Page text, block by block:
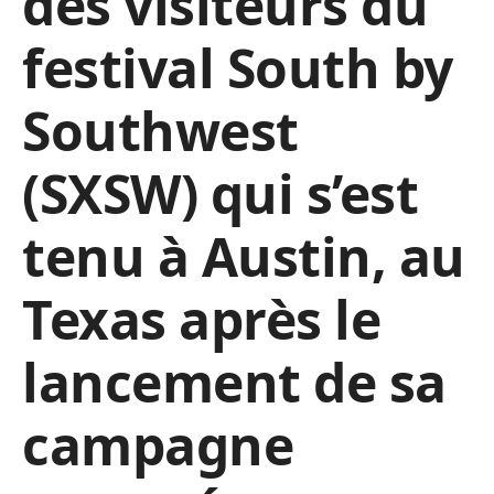
festival South by
Southwest
(SXSW) qui s’est
tenu à Austin, au
Texas après le
lancement de sa
campagne